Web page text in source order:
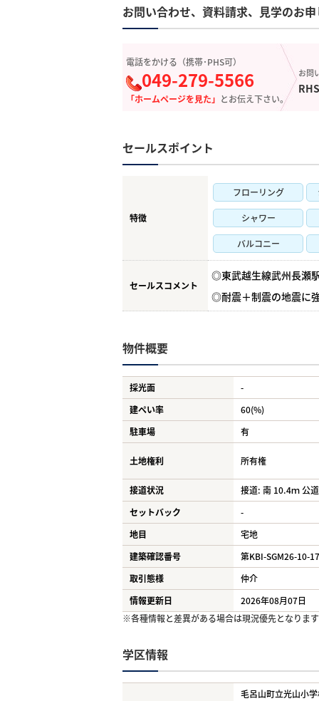
お問い合わせ、資料請求、見学のお
電話をかける（携帯･PHS可）
049-279-5566
「ホームページを見た」 とお伝え下さい。
お問
セールスポイント
特徴
フローリング
シャワー
バルコニー
セールスコメント
◎東武越生線武州長瀬
◎耐震＋制震の地震に
物件概要
採光面
-
建ぺい率
60(%)
駐車場
有
土地権利 所有権
接道状況
接道: 南 10.4ｍ 公
セットバック
-
地目
宅地
建築確認番号
第KBI-SGM26-10-
取引態様
仲介
情報更新日
2026年08月07日
※各種情報と差異がある場合は現況優先となります
学区情報
毛呂山町立光山小